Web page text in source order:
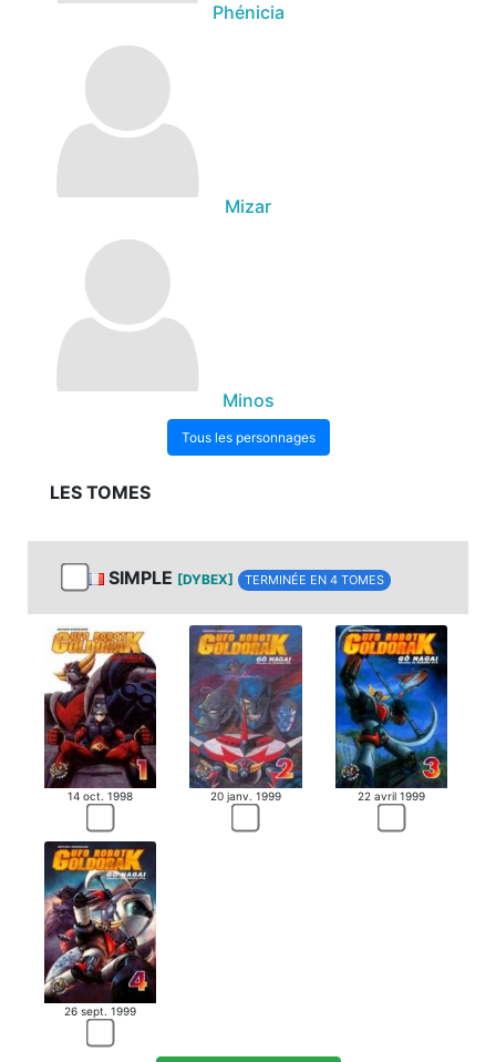
Phénicia
Mizar
Minos
Tous les personnages
LES TOMES
SIMPLE [DYBEX] TERMINÉE EN 4 TOMES
14 oct. 1998 20 janv. 1999 22 avril 1999
26 sept. 1999